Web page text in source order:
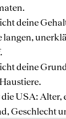
deine
langen,
deine
USA: Alter,
Geschlecht